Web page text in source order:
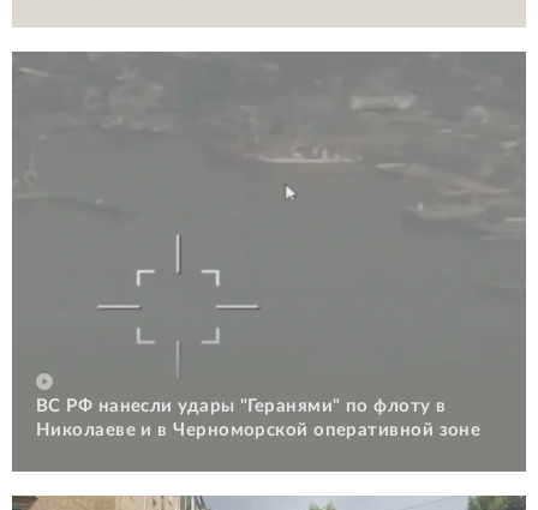
ВС РФ нанесли удары "Геранями" по флоту в
Николаеве и в Черноморской оперативной зоне